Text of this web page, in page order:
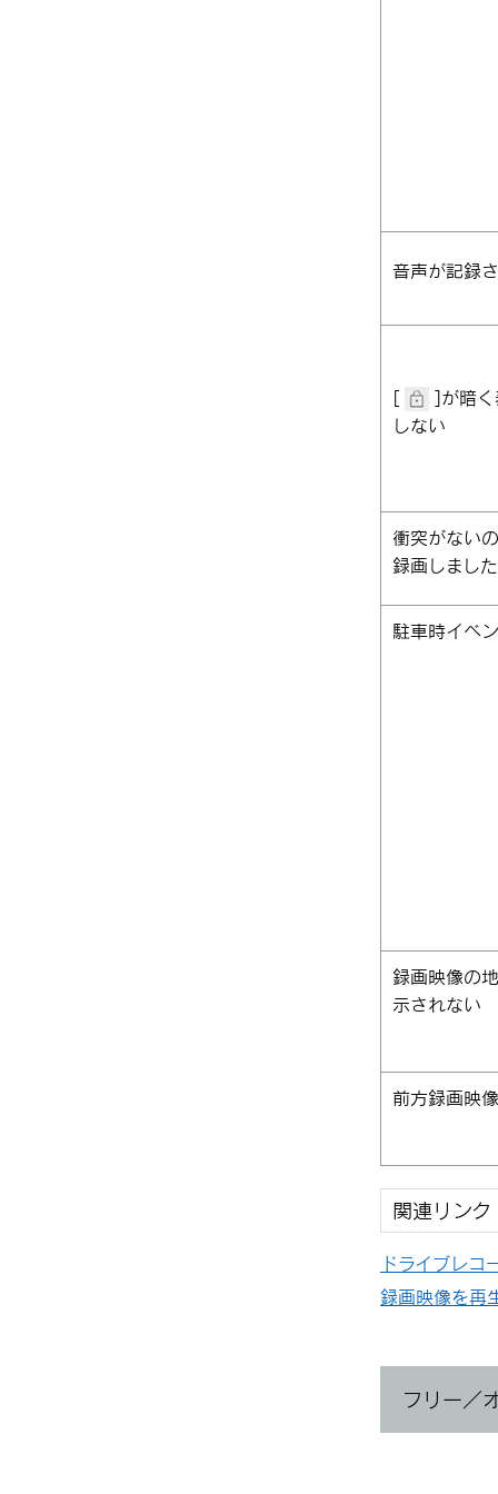
音声が記録
[‍ ‍]が暗
しない
衝突がない
録画しまし
駐車時イベ
録画映像の
示されない
前方録画映
関連リンク
ドライブレコ
録画映像を再
フリー／